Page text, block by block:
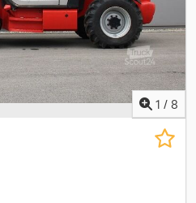
1 / 8